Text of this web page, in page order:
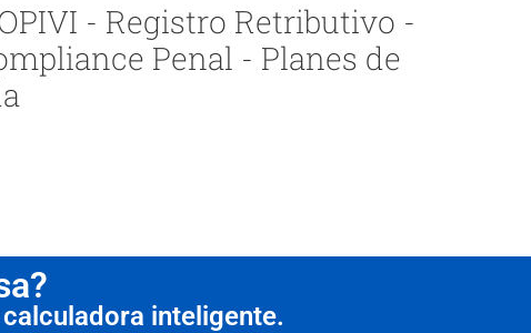
- Registro Retributivo -
Penal - Planes de
inteligente.